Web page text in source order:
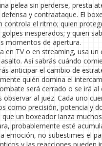
pelea sin perderse, presta
y contraataque. El
controla el ritmo; quien
inesperados; y quien
momentos de apertura.
en TV o en streaming, usa
Así sabrás cuándo
anticipar el cambio de
quién domina el
será cerrado o se irá al
observar al juez. Cada uno
como precisión, potencia y
que un boxeador lanza
probablemente esté
emoción, no subestimes el